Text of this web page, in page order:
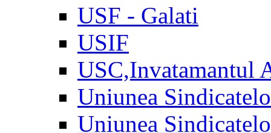
USF - Galati
USIF
USC,Invatamantul
Uniunea
Uniunea